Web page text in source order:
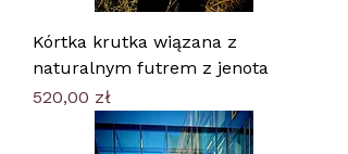
Kórtka krutka wiązana z
naturalnym futrem z jenota
Cena
520,00 zł